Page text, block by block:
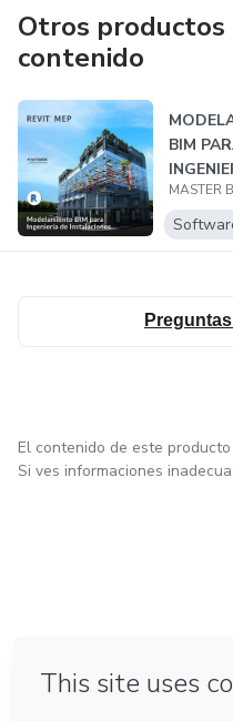
inquietud que puedas
habilidades existentes,
avanzar en tu carrera
tenemos el curso perfecto
comunidad de estudiantes
viaje hacia el éxito hoy
Otros productos
contenido
BIM
MASTER
El contenido de este
Si ves informaciones
Hecho con❤ en Belo